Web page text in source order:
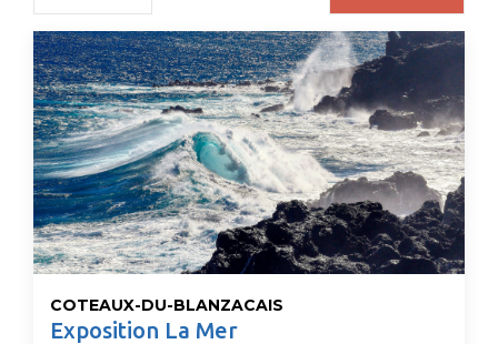
COTEAUX-DU-BLANZACAIS
Exposition La Mer